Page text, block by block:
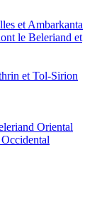
et Ambarkanta
le Beleriand et
et Tol-Sirion
Oriental